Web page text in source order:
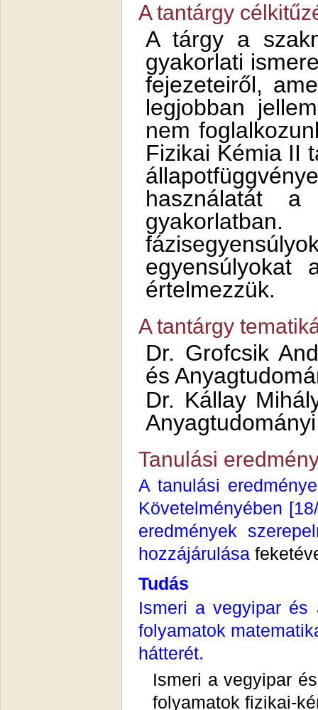
A tantárgy
A tárgy a
gyakorlati
fejezeteiről,
legjobban
nem
Fizikai Kémia II
használatát a
egyensúlyokat
értelmezzük.
A tantárgy
Dr. Grofcsik
és
Dr. Kállay
Tanulási
A tanulási
Követelményében
eredmények
hozzájárulása
Tudás
Ismeri a vegyipar és
folyamatok
hátterét.
Ismeri a vegyipar
folyamatok fizikai-